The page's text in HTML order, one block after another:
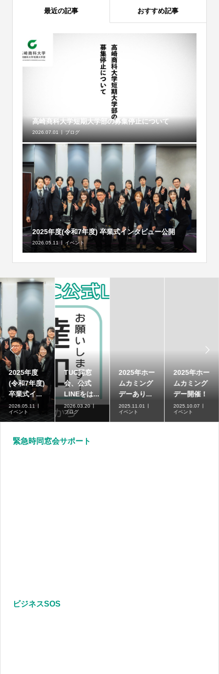
最近の記事 おすすめ記事
高崎商科大学短期大学部の募集停止について
2026.07.01 ブログ
2025年度(令和7年度) 卒業式インタビュー公開
2026.05.11 イベント

2025年度
(令和7年度)
卒業式イ...
2026.05.11
イベント
TUC同窓
会、公式
LINEをは...
2026.03.20
ブログ
2025年ホー
ムカミング
デーあり...
2025.11.01
イベント
2025年ホー
ムカミング
デー開催！
2025.10.07
イベント

緊急時同窓会サポート
ビジネスSOS